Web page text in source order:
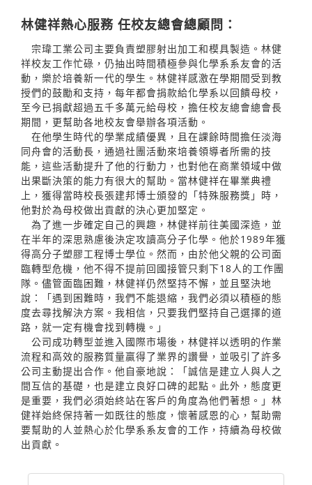
林健祥熱心服務 任校友總會總顧問：
宗瑋工業公司主要負責塑膠射出加工和模具製造。林健
祥校友工作忙碌，仍抽出時間積極參與化學系系友會的活
動，樂於培養新一代的學生。林健祥感激在學期間受到教
授們的鼓勵和支持，每年都會捐款給化學系以回饋母校，
至今已捐獻超過五千多萬元給母校，擔任校友總會總會長
期間，更幫助各地校友會舉辦各項活動。
在他學生時代的學業成績優異，且在課餘時間擔任淡海
同舟會的活動長，通過社團活動來培養領導者所需的技
能，這些活動提升了他的行動力，也對他在商業領域中做
出果斷決策的能力有很大的幫助。當林健祥在畢業典禮
上，獲得當時校長張建邦博士頒發的「特殊服務獎」時，
他對於為母校做出貢獻的決心更加堅定。
為了進一步確定自己的興趣，林健祥前往美國深造，並
在半年的深思熟慮後決定攻讀高分子化學。他於1989年獲
得高分子塑膠工程博士學位。然而，由於他父親的公司面
臨轉型危機，他不得不提前回國接管只剩下18人的工作團
隊。儘管面臨困難，林健祥仍然堅持不懈，並且堅決地
說：「遇到困難時，我們不能退縮，我們必須以積極的態
度去尋找解決方案。我相信，只要我們堅持自己選擇的道
路，就一定有機會找到轉機。」
公司成功轉型並進入國際市場後，林健祥以透明的作業
流程和高效的服務質量贏得了業界的讚譽，並吸引了許多
公司主動提出合作。他自豪地說：「誠信是建立人與人之
間互信的基礎，也是建立良好口碑的起點。此外，態度更
是重要，我們必須始終站在客戶的角度為他們著想。」林
健祥始終保持著一如既往的態度，懷著感恩的心，幫助需
要幫助的人並熱心於化學系系友會的工作，持續為母校做
出貢獻。